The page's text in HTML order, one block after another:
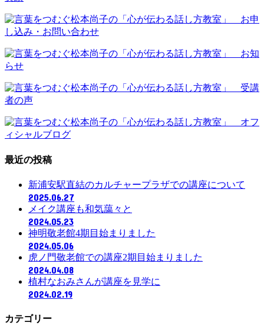
最近の投稿
新浦安駅直結のカルチャープラザでの講座について
2025.06.27
メイク講座も和気藹々と
2024.05.23
神明敬老館4期目始まりました
2024.05.06
虎ノ門敬老館での講座2期目始まりました
2024.04.08
植村なおみさんが講座を見学に
2024.02.19
カテゴリー